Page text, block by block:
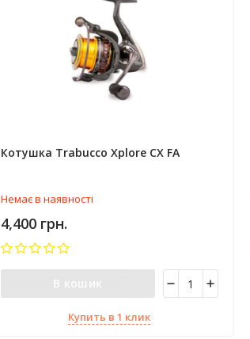
Котушка Trabucco Xplore CX FA
Немає в наявності
4,400 грн.
В кошик
Купить в 1 клик